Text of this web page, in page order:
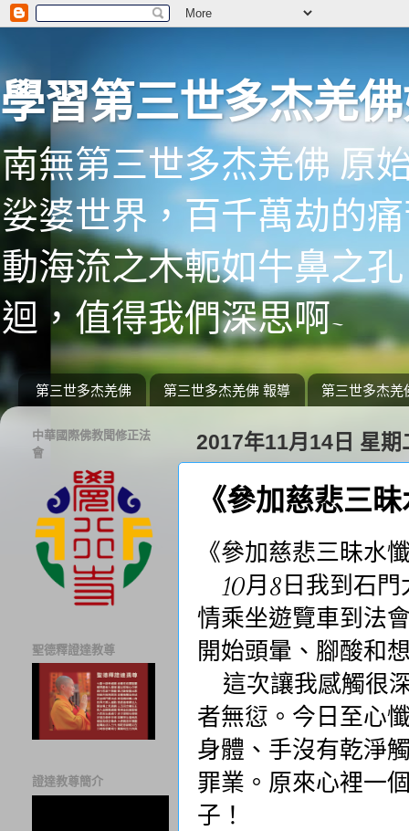
學習第三世多杰羌
南無第三世多杰羌佛 原
娑婆世界，百千萬劫的
動海流之木軛如牛鼻之
迴，值得我們深思啊~
第三世多杰羌佛 第三世多杰羌佛 報導 第三世多杰羌
2017年11月14日 星期
《參加慈悲三
《參加慈悲三昧水
10月8日我到石門
情乘坐遊覽車到法
開始頭暈、腳酸和
這次讓我感觸很
者無愆。今日至心
身體、手沒有乾淨
罪業。原來心裡一
子！
中華國際佛教聞修正法
會
聖德釋證達教尊
證達教尊簡介